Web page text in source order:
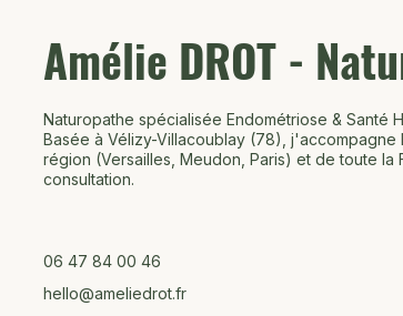
Amélie DROT -
Naturopathe spécialisée Endométriose & Santé
Basée à Vélizy-Villacoublay (78), j'accompagne
région (Versailles, Meudon, Paris) et de toute la
consultation.
06 47 84 00 46
hello@ameliedrot.fr